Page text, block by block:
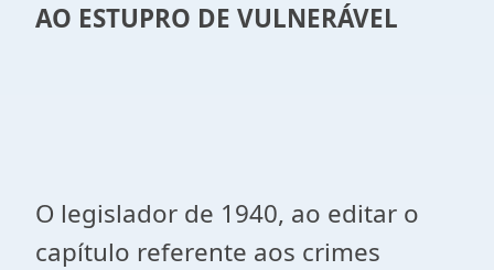
AO ESTUPRO DE VULNERÁVEL
O legislador de 1940, ao editar o
capítulo referente aos crimes